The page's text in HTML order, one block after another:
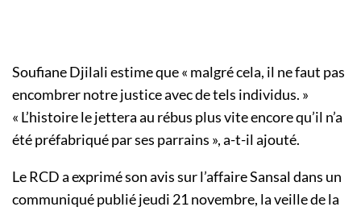
Soufiane Djilali estime que « malgré cela, il ne faut pas
encombrer notre justice avec de tels individus. »
« L’histoire le jettera au rébus plus vite encore qu’il n’a
été préfabriqué par ses parrains », a-t-il ajouté.
Le RCD a exprimé son avis sur l’affaire Sansal dans un
communiqué publié jeudi 21 novembre, la veille de la